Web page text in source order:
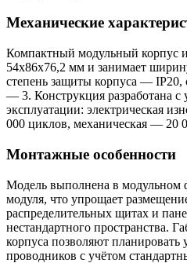
Механические
Компактный модульный корпус
54x86x76,2 мм и занимает
степень защиты корпуса — IP20,
— 3. Конструкция разработана с
эксплуатации: электрическая
000 циклов, механическая — 20
Монтажные особенности
Модель выполнена в модульном
модуля, что упрощает
распределительных щитах и
нестандартного пространства.
корпуса позволяют планировать
проводников с учётом